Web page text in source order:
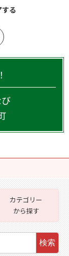
る
カテゴリー
から探す
検索